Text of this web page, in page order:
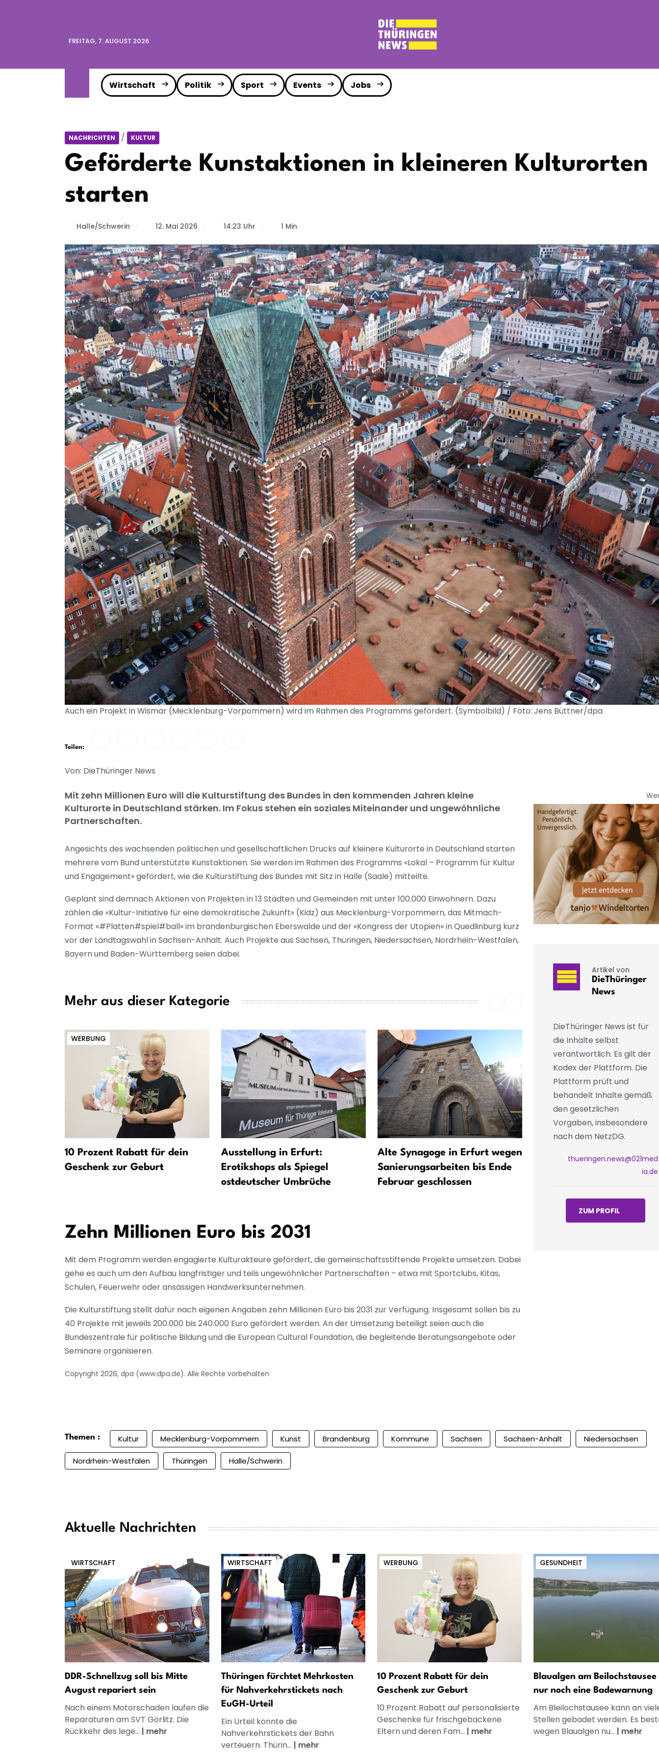
FREITAG, 7. AUGUST 2026
Wirtschaft Politik Sport Events Jobs
NACHRICHTEN / KULTUR
Geförderte Kunstaktionen in kleineren Kulturorten
starten
Halle/Schwerin 12. Mai 2026 14:23 Uhr 1 Min
Auch ein Projekt in Wismar (Mecklenburg-Vorpommern) wird im Rahmen des Programms gefördert. (Symbolbild) / Foto: Jens Büttner/dpa
Teilen:
Von: DieThüringer News
Mit zehn Millionen Euro will die Kulturstiftung des Bundes in den kommenden Jahren kleine
Kulturorte in Deutschland stärken. Im Fokus stehen ein soziales Miteinander und ungewöhnliche
Partnerschaften.
Angesichts des wachsenden politischen und gesellschaftlichen Drucks auf kleinere Kulturorte in Deutschland starten
mehrere vom Bund unterstützte Kunstaktionen. Sie werden im Rahmen des Programms «Lokal – Programm für Kultur
und Engagement» gefördert, wie die Kulturstiftung des Bundes mit Sitz in Halle (Saale) mitteilte.
Geplant sind demnach Aktionen von Projekten in 13 Städten und Gemeinden mit unter 100.000 Einwohnern. Dazu
zählen die «Kultur-Initiative für eine demokratische Zukunft» (Kidz) aus Mecklenburg-Vorpommern, das Mitmach-
Format «#Platten#spiel#ball» im brandenburgischen Eberswalde und der «Kongress der Utopien» in Quedlinburg kurz
vor der Landtagswahl in Sachsen-Anhalt. Auch Projekte aus Sachsen, Thüringen, Niedersachsen, Nordrhein-Westfalen,
Bayern und Baden-Württemberg seien dabei.
Mehr aus dieser Kategorie
WERBUNG
10 Prozent Rabatt für dein
Geschenk zur Geburt
Ausstellung in Erfurt:
Erotikshops als Spiegel
ostdeutscher Umbrüche
Alte Synagoge in Erfurt wegen
Sanierungsarbeiten bis Ende
Februar geschlossen
ausverkauft
Zehn Millionen Euro bis 2031
Mit dem Programm werden engagierte Kulturakteure gefördert, die gemeinschaftsstiftende Projekte umsetzen. Dabei
gehe es auch um den Aufbau langfristiger und teils ungewöhnlicher Partnerschaften – etwa mit Sportclubs, Kitas,
Schulen, Feuerwehr oder ansässigen Handwerksunternehmen.
Die Kulturstiftung stellt dafür nach eigenen Angaben zehn Millionen Euro bis 2031 zur Verfügung. Insgesamt sollen bis zu
40 Projekte mit jeweils 200.000 bis 240.000 Euro gefördert werden. An der Umsetzung beteiligt seien auch die
Bundeszentrale für politische Bildung und die European Cultural Foundation, die begleitende Beratungsangebote oder
Seminare organisieren.
Copyright 2026, dpa (www.dpa.de). Alle Rechte vorbehalten
Artikel von
DieThüringer
News
DieThüringer News ist für
die Inhalte selbst
verantwortlich. Es gilt der
Kodex der Plattform. Die
Plattform prüft und
behandelt Inhalte gemäß
den gesetzlichen
Vorgaben, insbesondere
nach dem NetzDG.
thueringen.news@021med
ia.de
ZUM PROFIL
Themen : Kultur Mecklenburg-Vorpommern Kunst Brandenburg Kommune Sachsen Sachsen-Anhalt Niedersachsen
Nordrhein-Westfalen Thüringen Halle/Schwerin
Aktuelle Nachrichten
WIRTSCHAFT
DDR-Schnellzug soll bis Mitte
August repariert sein
Nach einem Motorschaden laufen die
Reparaturen am SVT Görlitz. Die
Rückkehr des lege... | mehr
WIRTSCHAFT
Thüringen fürchtet Mehrkosten
für Nahverkehrstickets nach
EuGH-Urteil
Ein Urteil könnte die
Nahverkehrstickets der Bahn
verteuern. Thürin... | mehr
WERBUNG
10 Prozent Rabatt für dein
Geschenk zur Geburt
10 Prozent Rabatt auf personalisierte
Geschenke für frischgebackene
Eltern und deren Fam... | mehr
GESUNDHEIT
Blaualgen am Beilochstausee
nur noch eine Badewarnung
Am Bleilochstausee kann an
Stellen gebadet werden. Es
wegen Blaualgen nu... | mehr